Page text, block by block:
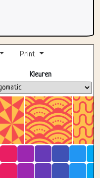
Print
Volledig scherm
Kleuren